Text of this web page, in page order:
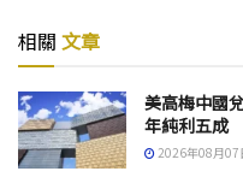
相關 文章
美高梅中國
年純利五成
2026年08月07